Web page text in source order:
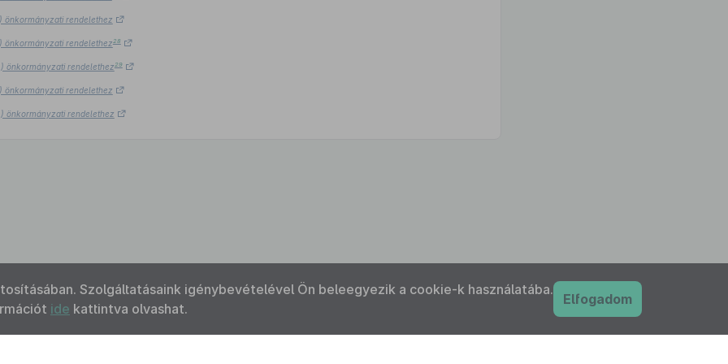
önkormányzati rendelethez
önkormányzati rendelethez 28
önkormányzati rendelethez 29
önkormányzati rendelethez
önkormányzati rendelethez
Szolgáltatásaink igénybevételével Ön beleegyezik a cookie-k használatába.
ide kattintva olvashat.
Elfogadom